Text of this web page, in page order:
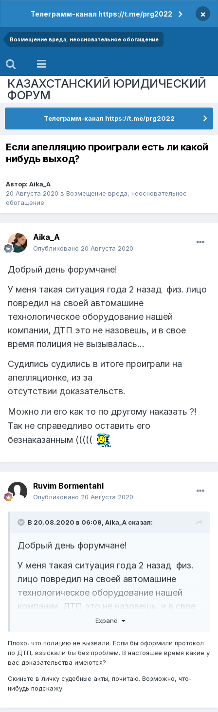
Телеграмм-канал https://t.me/prg2022 ×
Возмещение вреда, неосновательное обогащение
КАЗАХСТАНСКИЙ ЮРИДИЧЕСКИЙ
ФОРУМ
Телеграмм-канал https://t.me/prg2022
Если апелляцию проиграли есть ли какой
нибудь выход?
Автор: Aika_A
20 Августа 2020 в Возмещение вреда, неосновательное
обогащение
Aika_A
Опубликовано 20 Августа 2020
Добрый день форумчане!
У меня такая ситуация года 2 назад физ. лицо
повредил на своей автомашине
технологическое оборудование нашей
компании, ДТП это не назовешь, и в свое
время полиция не вызывалась...
Судились судились в итоге проиграли на
апелляционке, из за
отсутствии доказательств.
Можно ли его как то по другому наказать ?!
Так не справедливо оставить его
безнаказанным (((((
Ruvim Bormentahl
Опубликовано 20 Августа 2020
В 20.08.2020 в 06:09, Aika_A сказал:
Добрый день форумчане!
У меня такая ситуация года 2 назад физ.
лицо повредил на своей автомашине
технологическое оборудование нашей
компании, ДТП это не назовешь, и в свое
время полиция не вызывалась...
Судились судились в итоге проиграли на
апелляционке, из за
отсутствии доказательств.
Можно ли его как то по другому наказать
Expand
Плохо, что полицию не вызвали. Если бы оформили протокол
по ДТП, взыскали бы без проблем. В настоящее время какие у
вас доказательства имеются?
Скиньте в личку судебные акты, почитаю. Возможно, что-
нибудь подскажу.